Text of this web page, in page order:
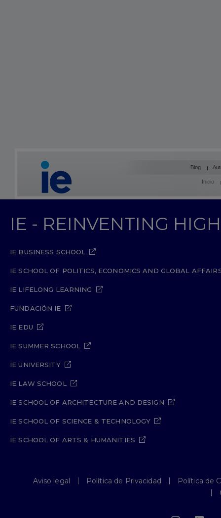
Blog
Inicio
IE - REINVENTING
IE BUSINESS SCHOOL
IE SCHOOL OF POLITICS, ECONOMICS AND GLOBAL
IE LIFELONG LEARNING
FUNDACIÓN IE
IE EDU
IE SUMMER SCHOOL
IE UNIVERSITY
IE LAW SCHOOL
IE SCHOOL OF ARCHITECTURE AND DESIGN
IE SCHOOL OF SCIENCE & TECHNOLOGY
IE SCHOOL OF ARTS & HUMANITIES
Aviso legal Política de Privacidad
Política de